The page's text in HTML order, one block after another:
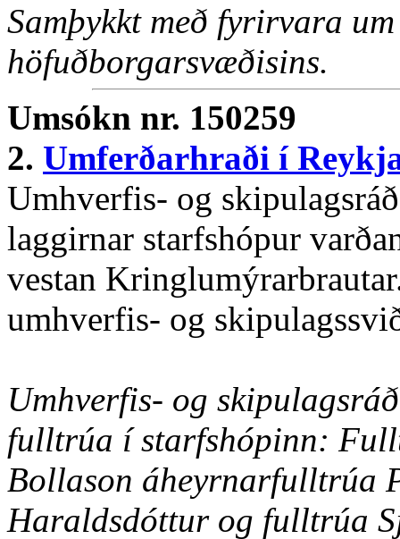
Samþykkt með fyrirvara
höfuðborgarsvæðisins.
Umsókn nr. 150259
2. Umferðarhraði í
Umhverfis- og
laggirnar starfshópur
vestan
umhverfis- og
Umhverfis- og
fulltrúa í starfshópinn:
Bollason áheyrnarfulltrúa
Haraldsdóttur og fulltrúa